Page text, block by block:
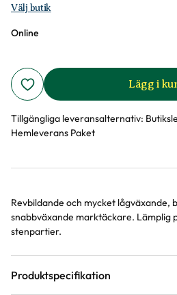
Välj butik
Online
Lägg i
Tillgängliga leveransalternativ:
Hemleverans Paket
Revbildande och mycket lågväxande,
snabbväxande marktäckare. Lämplig
stenpartier.
Produktspecifikation